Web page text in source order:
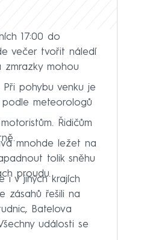
17:00 do
večer tvořit náledí
zmrazky mohou
pohybu venku je
meteorologů
Řidičům
mnohde ležet na
tolik sněhu
proudu.
i v jiných krajích
zásahů řešili na
Batelova
události se